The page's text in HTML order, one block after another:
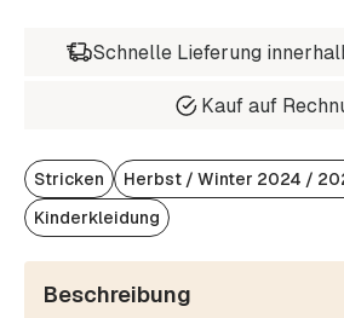
Schnelle Lieferung
Kauf auf
Stricken Herbst / Winter 2024 /
Kinderkleidung
Beschreibung